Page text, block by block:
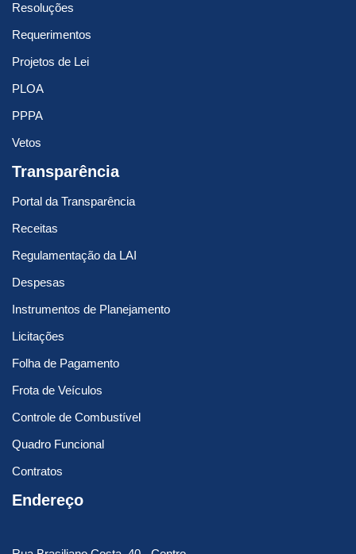
Resoluções
Requerimentos
Projetos de Lei
PLOA
PPPA
Vetos
Transparência
Portal da Transparência
Receitas
Regulamentação da LAI
Despesas
Instrumentos de Planejamento
Licitações
Folha de Pagamento
Frota de Veículos
Controle de Combustível
Quadro Funcional
Contratos
Endereço